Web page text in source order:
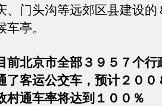
、门头沟等远郊区县建设的
亭。
北京市全部３９５７个行
了客运公交车，预计２０
村通车率将达到１００％